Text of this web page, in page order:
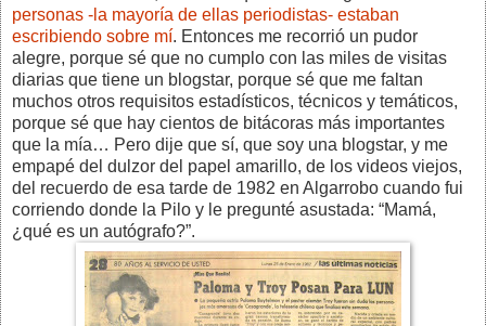
personas -la mayoría de ellas periodistas- estaban
escribiendo sobre mí. Entonces me recorrió un pudor
alegre, porque sé que no cumplo con las miles de visitas
diarias que tiene un blogstar, porque sé que me faltan
muchos otros requisitos estadísticos, técnicos y temáticos,
porque sé que hay cientos de bitácoras más importantes
que la mía… Pero dije que sí, que soy una blogstar, y me
empapé del dulzor del papel amarillo, de los videos viejos,
del recuerdo de esa tarde de 1982 en Algarrobo cuando fui
corriendo donde la Pilo y le pregunté asustada: “Mamá,
¿qué es un autógrafo?”.